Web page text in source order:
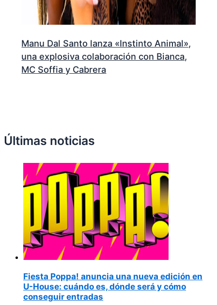
Manu Dal Santo lanza «Instinto Animal»,
una explosiva colaboración con Bianca,
MC Soffia y Cabrera
Últimas noticias
Fiesta Poppa! anuncia una nueva edición en
U-House: cuándo es, dónde será y cómo
conseguir entradas